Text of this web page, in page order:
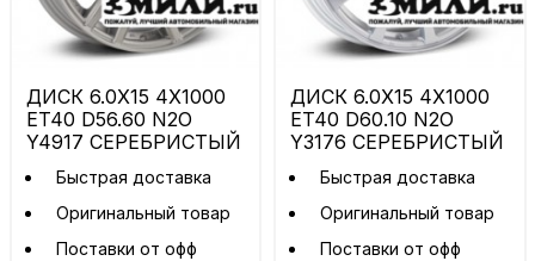
ДИСК 6.0X15 4X1000
ET40 D56.60 N2O
Y4917 СЕРЕБРИСТЫЙ
Быстрая доставка
Оригинальный товар
Поставки от офф
ДИСК 6.0X15 4X1000
ET40 D60.10 N2O
Y3176 СЕРЕБРИСТЫЙ
Быстрая доставка
Оригинальный товар
Поставки от офф